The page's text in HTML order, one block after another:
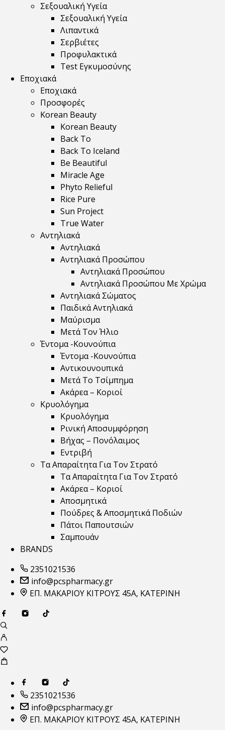
Σεξουαλική Υγεία
Σεξουαλική Υγεία
Λιπαντικά
Σερβιέτες
Προφυλακτικά
Test Εγκυμοσύνης
Εποχιακά
Εποχιακά
Προσφορές
Korean Beauty
Korean Beauty
Back To
Back To Iceland
Be Beautiful
Miracle Age
Phyto Relieful
Rice Pure
Sun Project
True Water
Αντηλιακά
Αντηλιακά
Αντηλιακά Προσώπου
Αντηλιακά Προσώπου
Αντηλιακά Προσώπου Με Χρώμα
Αντηλιακά Σώματος
Παιδικά Αντηλιακά
Μαύρισμα
Mετά Τον Ήλιο
Έντομα -Κουνούπια
Έντομα -Κουνούπια
Αντικουνουπικά
Μετά Το Τσίμπημα
Ακάρεα – Κοριοί
Κρυολόγημα
Κρυολόγημα
Ρινική Αποσυμφόρηση
Βήχας – Πονόλαιμος
Εντριβή
Τα Απαραίτητα Για Τον Στρατό
Τα Απαραίτητα Για Τον Στρατό
Ακάρεα – Κοριοί
Αποσμητικά
Πούδρες & Αποσμητικά Ποδιών
Πάτοι Παπουτσιών
Σαμπουάν
BRANDS
2351021536
info@pcspharmacy.gr
ΕΠ. ΜΑΚΑΡΙΟΥ ΚΙΤΡΟΥΣ 45Α, ΚΑΤΕΡΙΝΗ
2351021536
info@pcspharmacy.gr
ΕΠ. ΜΑΚΑΡΙΟΥ ΚΙΤΡΟΥΣ 45Α, ΚΑΤΕΡΙΝΗ